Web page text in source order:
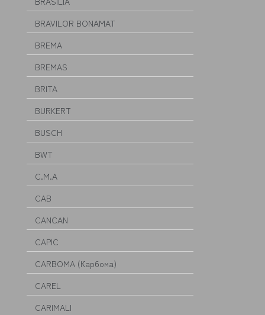
BRAVILOR BONAMAT
BREMA
BREMAS
BRITA
BURKERT
BUSCH
BWT
C.M.A
CAB
CANCAN
CAPIC
CARBOMA (Карбома)
CAREL
CARIMALI